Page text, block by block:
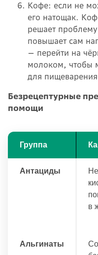
Кофе: если не
его натощак.
решает
повышает сам
— перейти на
молоком, чтобы
для
Безрецептурные
помощи
Группа
Антациды
в
Альгинаты